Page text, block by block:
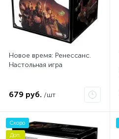
Новое время: Ренессанс.
Настольная игра
679 руб. /шт
Скоро
Доп.